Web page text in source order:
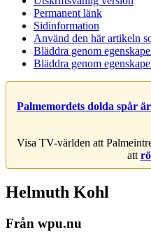
Permanent länk
Sidinformation
Använd den här artikeln
Bläddra genom
Bläddra genom
Palmemordets dolda spår
Visa TV-världen att
att
Helmuth Kohl
Från wpu.nu